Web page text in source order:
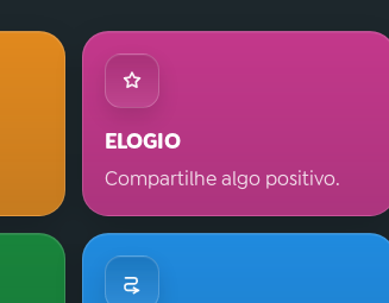
ELOGIO
Compartilhe algo positivo.